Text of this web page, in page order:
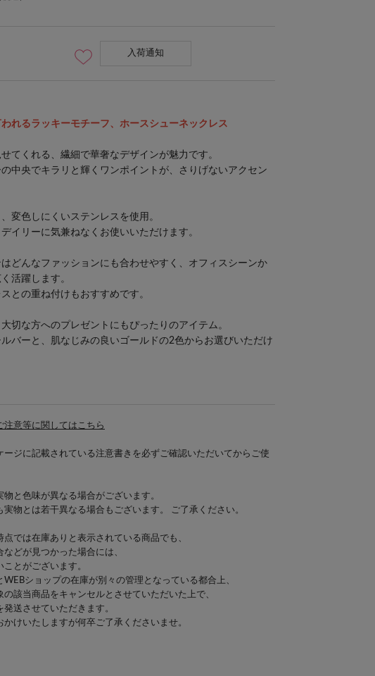
入荷通知
れるラッキーモチーフ、ホースシューネックレス
てくれる、繊細で華奢なデザインが魅力です。
中央でキラリと輝くワンポイントが、さりげないアクセン
変色しにくいステンレスを使用。
イリーに気兼ねなくお使いいただけます。
どんなファッションにも合わせやすく、オフィスシーンか
活躍します。
との重ね付けもおすすめです。
切な方へのプレゼントにもぴったりのアイテム。
バーと、肌なじみの良いゴールドの2色からお選びいただけ
注意等に関してはこちら
ジに記載されている注意書きを必ずご確認いただいてからご使
と色味が異なる場合がございます。
実物とは若干異なる場合もございます。 ご了承ください。
では在庫ありと表示されている商品でも、
どが見つかった場合には、
とがございます。
WEBショップの在庫が別々の管理となっている都合上、
該当商品をキャンセルとさせていただいた上で、
送させていただきます。
けいたしますが何卒ご了承くださいませ。